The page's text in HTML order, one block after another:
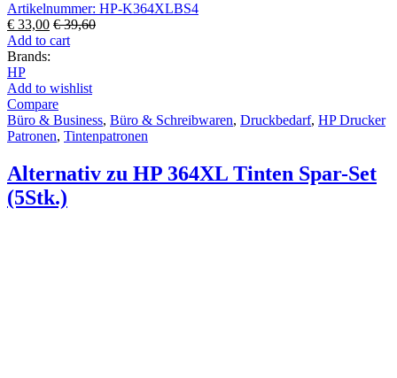
Artikelnummer: HP-K364XLBS4
€ 33,00 €39,60
Add to cart
Brands:
HP
Add to wishlist
Compare
Büro & Business, Büro & Schreibwaren, Druckbedarf, HP Drucker
Patronen, Tintenpatronen
Alternativ zu HP 364XL Tinten Spar-Set
(5Stk.)